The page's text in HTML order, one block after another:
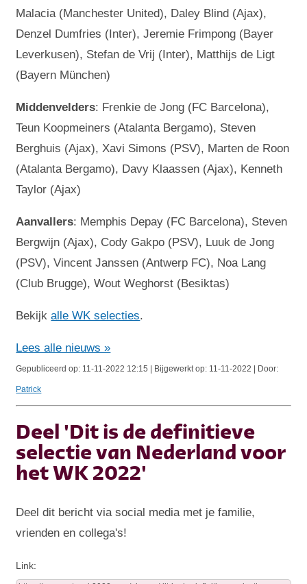
Malacia (Manchester United), Daley Blind (Ajax),
Denzel Dumfries (Inter), Jeremie Frimpong (Bayer
Leverkusen), Stefan de Vrij (Inter), Matthijs de Ligt
(Bayern München)
Middenvelders: Frenkie de Jong (FC Barcelona),
Teun Koopmeiners (Atalanta Bergamo), Steven
Berghuis (Ajax), Xavi Simons (PSV), Marten de Roon
(Atalanta Bergamo), Davy Klaassen (Ajax), Kenneth
Taylor (Ajax)
Aanvallers: Memphis Depay (FC Barcelona), Steven
Bergwijn (Ajax), Cody Gakpo (PSV), Luuk de Jong
(PSV), Vincent Janssen (Antwerp FC), Noa Lang
(Club Brugge), Wout Weghorst (Besiktas)
Bekijkalle WK selecties.
Lees alle nieuws »
Gepubliceerd op: 11-11-2022 12:15 | Bijgewerkt op: 11-11-2022 | Door:
Patrick
Deel 'Dit is de definitieve
selectie van Nederland voor
het WK 2022'
Deel dit bericht via social media met je familie,
vrienden en collega's!
Link: